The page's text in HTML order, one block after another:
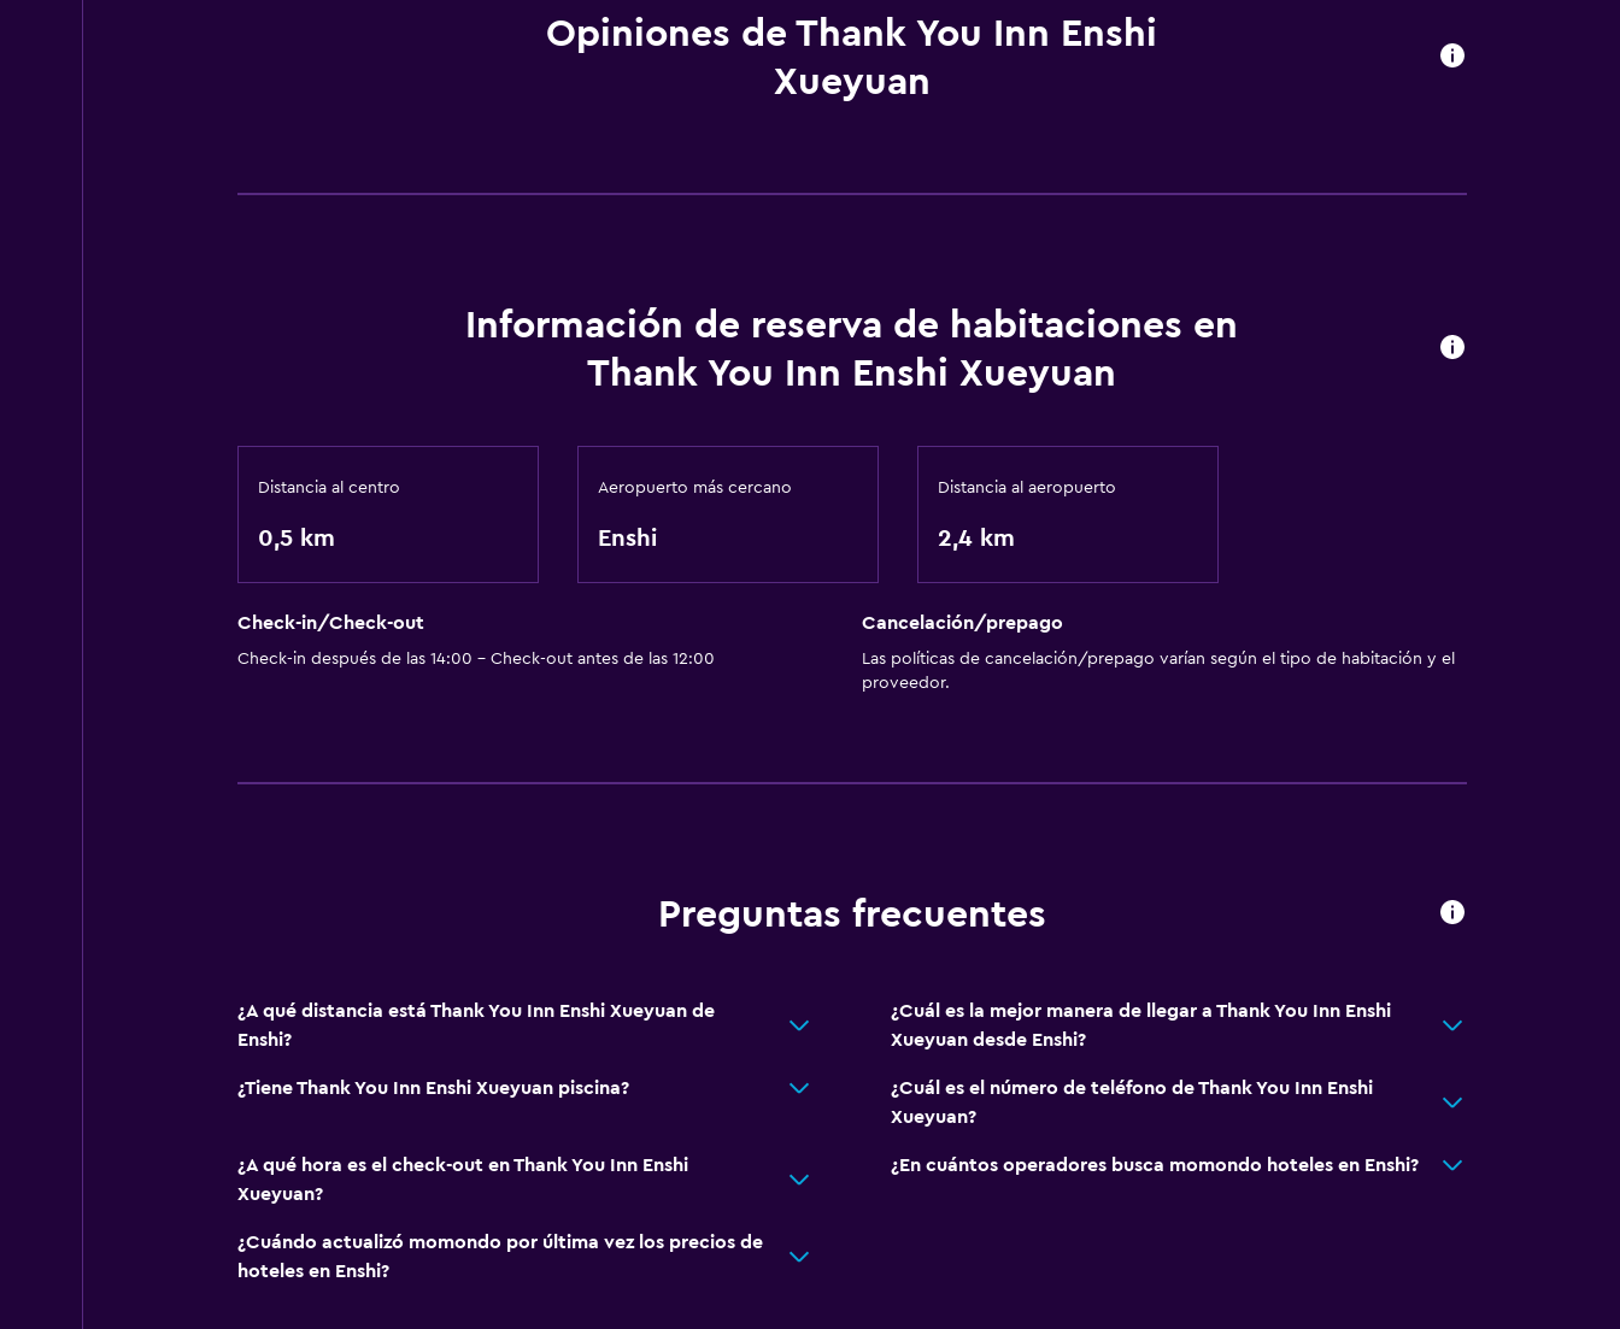
Opiniones de Thank You Inn Enshi
Xueyuan
Información de reserva de habitaciones en
Thank You Inn Enshi Xueyuan
Distancia al centro
0,5 km
Aeropuerto más cercano
Enshi
Distancia al aeropuerto
2,4 km
Check-in/Check-out
Check-in después de las 14:00 - Check-out antes de las 12:00
Cancelación/prepago
Las políticas de cancelación/prepago varían según el tipo de habitación y el
proveedor.
Preguntas frecuentes
¿A qué distancia está Thank You Inn Enshi Xueyuan de
Enshi?
¿Cuál es la mejor manera de llegar a Thank You Inn Enshi
Xueyuan desde Enshi?
¿Tiene Thank You Inn Enshi Xueyuan piscina?
¿Cuál es el número de teléfono de Thank You Inn Enshi
Xueyuan?
¿A qué hora es el check-out en Thank You Inn Enshi
Xueyuan?
¿En cuántos operadores busca momondo hoteles en Enshi?
¿Cuándo actualizó momondo por última vez los precios de
hoteles en Enshi?